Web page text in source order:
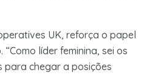
UK, reforça o papel
líder feminina, sei os
para chegar a posições